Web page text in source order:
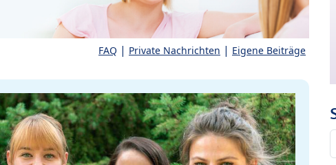
FAQ | Private Nachrichten | Eigene Beiträge